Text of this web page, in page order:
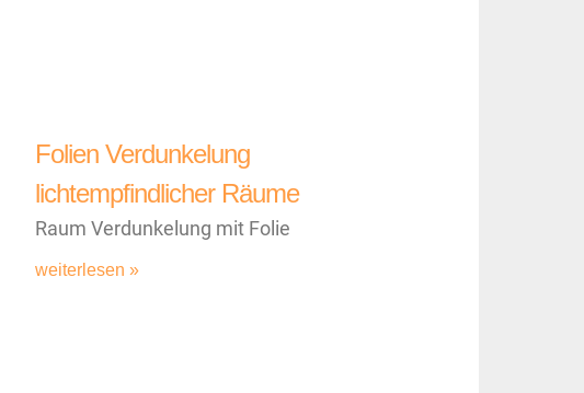
Folien Verdunkelung
lichtempfindlicher Räume
Raum Verdunkelung mit Folie
weiterlesen »